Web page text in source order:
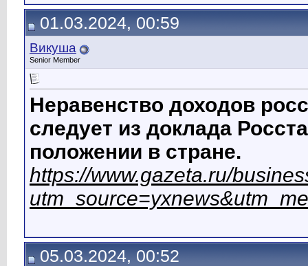
01.03.2024, 00:59
Викуша
Senior Member
Неравенство доходов
следует из доклада
положении в стране.
https://www.gazeta.ru/
05.03.2024, 00:52